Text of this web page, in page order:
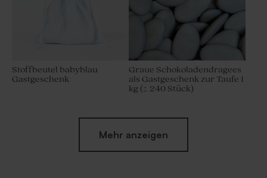
Stoffbeutel babyblau
Gastgeschenk
Graue Schokoladendragees
als Gastgeschenk zur Taufe 1
kg (± 240 Stück)
Mehr anzeigen